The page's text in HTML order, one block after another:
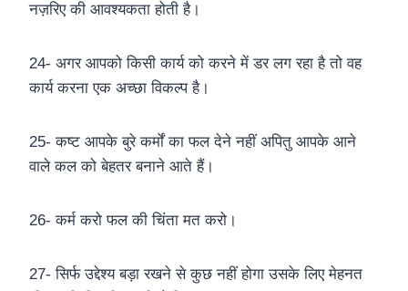
नज़रिए की आवश्यकता होती है।
24- अगर आपको किसी कार्य को करने में डर लग रहा है तो वह
कार्य करना एक अच्छा विकल्प है।
25- कष्ट आपके बुरे कर्मों का फल देने नहीं अपितु आपके आने
वाले कल को बेहतर बनाने आते हैं।
26- कर्म करो फल की चिंता मत करो।
27- सिर्फ उद्देश्य बड़ा रखने से कुछ नहीं होगा उसके लिए मेहनत